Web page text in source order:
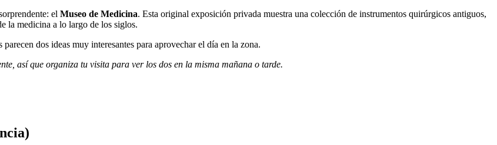
el Museo de Medicina. Esta original exposición privada muestra una colección de instrumentos quirúrgicos antiguos,
la medicina a lo largo de los siglos.
dos ideas muy interesantes para aprovechar el día en la zona.
así que organiza tu visita para ver los dos en la misma mañana o tarde.